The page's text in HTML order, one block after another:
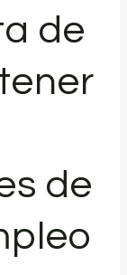
de
de